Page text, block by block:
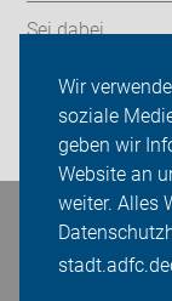
Wir
soziale
geben wir
Website an
weiter. Alles
Sei dabei
Presse
Login
Bleiben Sie in